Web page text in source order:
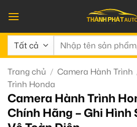
qua
nội
dung
Tìm
Trang chủ / Camera Hành Trình
Trình Honda
Camera Hành Trình
Chính Hãng – Ghi Hình